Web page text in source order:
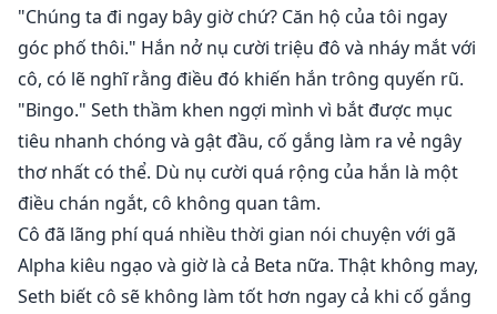
"Chúng ta đi ngay bây giờ chứ? Căn hộ của tôi ngay
góc phố thôi." Hắn nở nụ cười triệu đô và nháy mắt với
cô, có lẽ nghĩ rằng điều đó khiến hắn trông quyến rũ.
"Bingo." Seth thầm khen ngợi mình vì bắt được mục
tiêu nhanh chóng và gật đầu, cố gắng làm ra vẻ ngây
thơ nhất có thể. Dù nụ cười quá rộng của hắn là một
điều chán ngắt, cô không quan tâm.
Cô đã lãng phí quá nhiều thời gian nói chuyện với gã
Alpha kiêu ngạo và giờ là cả Beta nữa. Thật không may,
Seth biết cô sẽ không làm tốt hơn ngay cả khi cố gắng